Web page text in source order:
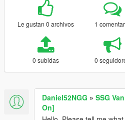
Le gustan 0 archivos 1
0 subidas 0
Daniel52NGG » SSG
On]